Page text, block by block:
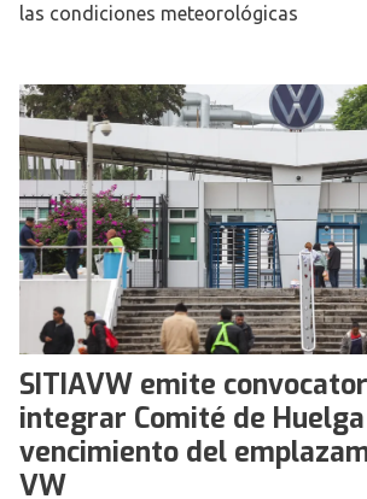
las condiciones meteorológicas
SITIAVW emite
integrar Comité de
vencimiento del
VW